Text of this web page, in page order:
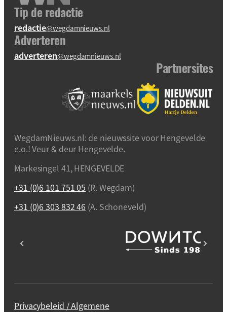
Tip de redactie
redactie@wegdamnieuws.nl
Adverteren
adverteren@wegdamnieuws.nl
Partnersites
WegdamNieuws.nl: de nieuwssite voor Hengevelde
e.o.! Veur & deur Hengevelde.
Markesingel 41, HENGEVELDE
+31 (0)6 101 751 05 (R. Wegdam)
+31 (0)6 303 832 46 (A. Schoneveld)
Privacybeleid / Algemene